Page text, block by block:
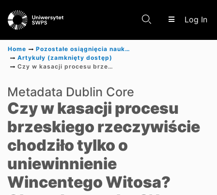
Log In
Communities & Collections
Scientific research results
Home
Pozostałe osiągnięcia naukowe
Artykuły (zamknięty dostęp)
Czy w kasacji procesu brzeskiego rzeczywiście chodziło tylko o uniewinnienie Wincentego Witosa? Glosa do wyroku SN z 25.05.2023 r., II KK 453/22
Metadata Dublin Core
Czy w kasacji procesu
brzeskiego rzeczywiście
chodziło tylko o
uniewinnienie
Wincentego Witosa?